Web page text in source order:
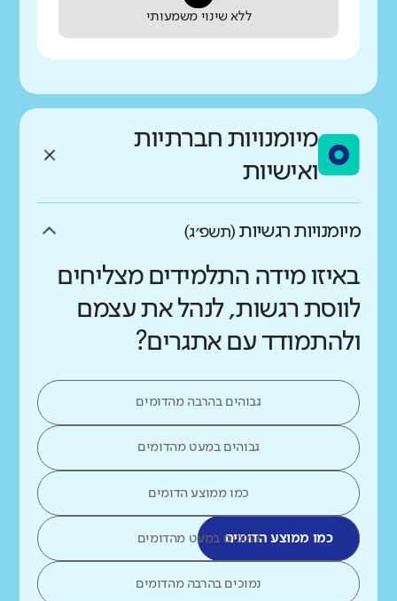
ללא שינוי משמעותי
מיומנויות חברתיות
ואישיות
מיומנויות רגשיות (תשפ״ג)
באיזו מידה התלמידים מצליחים
לווסת רגשות, לנהל את עצמם
ולהתמודד עם אתגרים?
גבוהים בהרבה מהדומים
גבוהים במעט מהדומים
כמו ממוצע הדומים
כמו ממוצע הדומיםנמוכים במעט מהדומים
נמוכים בהרבה מהדומים